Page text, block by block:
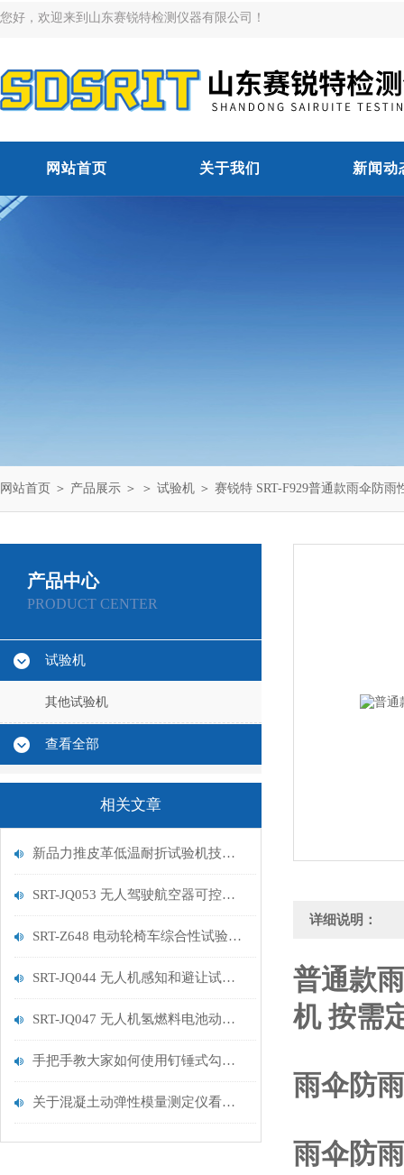
您好，欢迎来到山东赛锐特检测仪器有限公司！
网站首页 关于我们 新闻动
网站首页 ＞ 产品展示 ＞ ＞ 试验机 ＞ 赛锐特 SRT-F929普通款雨伞防
产品中心
PRODUCT CENTER
试验机
其他试验机
查看全部
相关文章
新品力推皮革低温耐折试验机技术讲解
SRT-JQ053 无人驾驶航空器可控性试验机的特点有哪些
SRT-Z648 电动轮椅车综合性试验机的简单介绍
SRT-JQ044 无人机感知和避让试验机的简单介绍
SRT-JQ047 无人机氢燃料电池动力系统试验机用途有哪些 符合标准
手把手教大家如何使用钉锤式勾丝性测试机
关于混凝土动弹性模量测定仪看这一篇就够了
详细说明：
普通款
机 按需
雨伞防
雨伞防